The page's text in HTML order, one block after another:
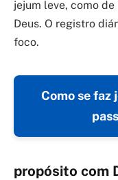
jejum leve, como
Deus. O registro
foco.
Como se faz
propósito com